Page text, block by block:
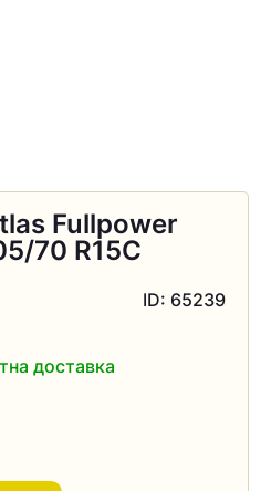
Fullpower
70 R15C
ID: 65239
доставка